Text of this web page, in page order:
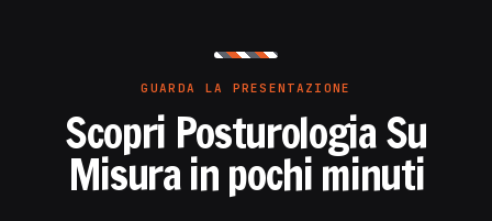
GUARDA LA PRESENTAZIONE
Scopri Posturologia Su
Misura in pochi minuti